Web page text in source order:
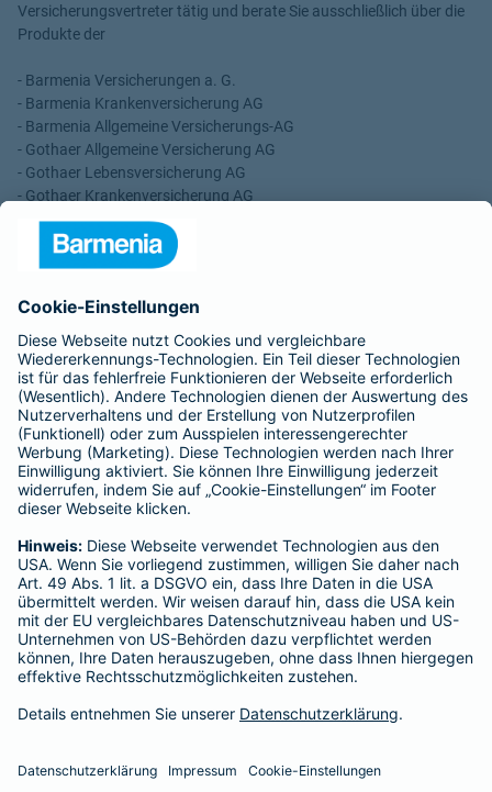
Versicherungsvertreter tätig und berate Sie ausschließlich über die
Produkte der
- Barmenia Versicherungen a. G.
- Barmenia Krankenversicherung AG
- Barmenia Allgemeine Versicherungs-AG
- Gothaer Allgemeine Versicherung AG
- Gothaer Lebensversicherung AG
- Gothaer Krankenversicherung AG
- ROLAND Rechtsschutz-Versicherungs-AG
- ROLAND Schutzbrief-Versicherung AG
Vergütungen, die in der zu entrichtenden Versicherungsprämie
enthalten sind.
Schlichtungsstellen
Für Lebens- und Sachversicherungen:
Verein Versicherungsombudsmann eV,
Postfach 080632, 10006 Berlin
Für private Krankenversicherungen:
Ombudsmann für private Kranken- / Pflege-Versicherungen,
Postfach 060222, 10052 Berlin
Impressum
Barmenia Versicherung - Ralf Göppner
Richard-Wagner-Str. 17
Tel. 0171 7472222